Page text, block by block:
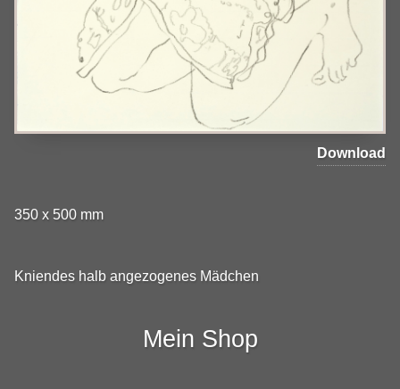
Download
350 x 500 mm
Kniendes halb angezogenes Mädchen
Mein Shop